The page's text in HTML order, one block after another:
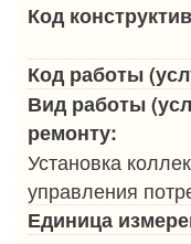
Код
Код работы
Вид работы
ремонту:
Установка
управления
Единица